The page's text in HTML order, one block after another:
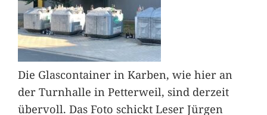
Die Glascontainer in Karben, wie hier an
der Turnhalle in Petterweil, sind derzeit
übervoll. Das Foto schickt Leser Jürgen